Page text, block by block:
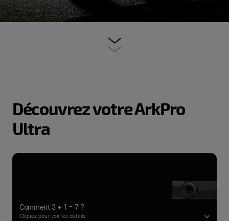
Découvrez votre ArkPro
Ultra
Comment 3 + 1 = 7 ?
Cliquez pour voir les détails